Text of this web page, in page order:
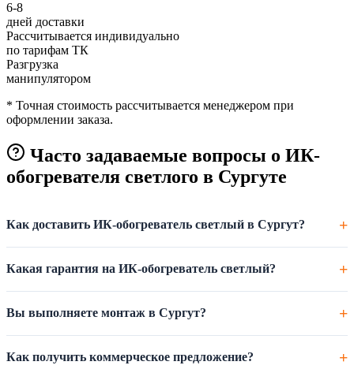
6-8
дней доставки
Рассчитывается индивидуально
по тарифам ТК
Разгрузка
манипулятором
* Точная стоимость рассчитывается менеджером при
оформлении заказа.
Часто задаваемые вопросы о ИК-
обогревателя светлого в Сургуте
Как доставить ИК-обогреватель светлый в Сургут?
Какая гарантия на ИК-обогреватель светлый?
Вы выполняете монтаж в Сургут?
Как получить коммерческое предложение?